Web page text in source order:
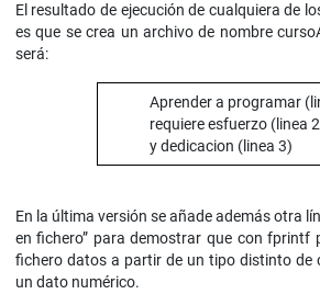
El resultado de ejecución de cualquiera de
es que se crea un archivo de nombre
será:
Aprender a programar
requiere esfuerzo (linea
y dedicacion (linea 3)
En la última versión se añade además otra
en fichero” para demostrar que con fprintf
fichero datos a partir de un tipo distinto de
un dato numérico.